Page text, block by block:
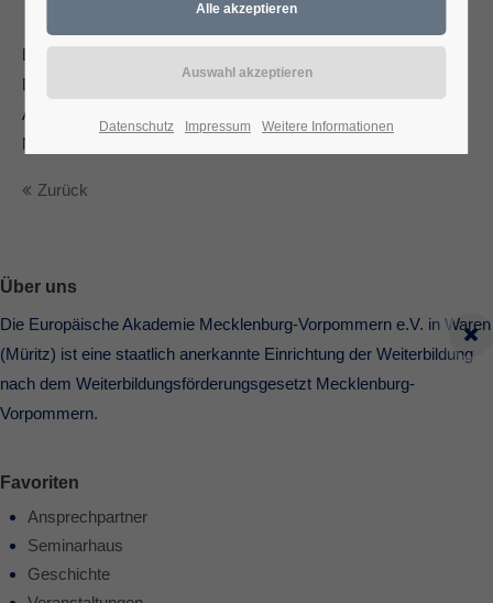
Das Gesamtwohlbefinden verbessern.
Dank der Feldenkrais-Methode, die mit ihrer positiven
Auswirkung auf die körperliche und seelische Gesundheit für
Menschen jeden Alters und in jeder Lebenslage geeignet ist.
Zurück
Datenschutz Impressum Weitere Informationen
Über uns
Die Europäische Akademie Mecklenburg-Vorpommern e.V. in Waren
(Müritz) ist eine staatlich anerkannte Einrichtung der Weiterbildung
nach dem Weiterbildungsförderungsgesetzt Mecklenburg-
Vorpommern.
Favoriten
Ansprechpartner
Seminarhaus
Geschichte